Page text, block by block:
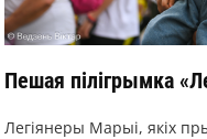
Пешая пілігрымка
Легіянеры Марыі, якіх